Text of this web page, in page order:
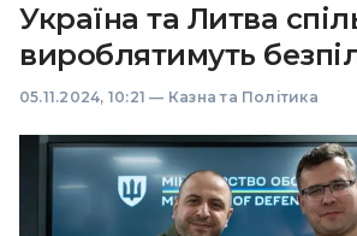
Україна та Литва
вироблятимуть
05.11.2024, 10:21 — Казна та Політика